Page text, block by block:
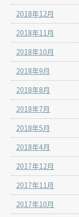
2018年12月
2018年11月
2018年10月
2018年9月
2018年8月
2018年7月
2018年5月
2018年4月
2017年12月
2017年11月
2017年10月